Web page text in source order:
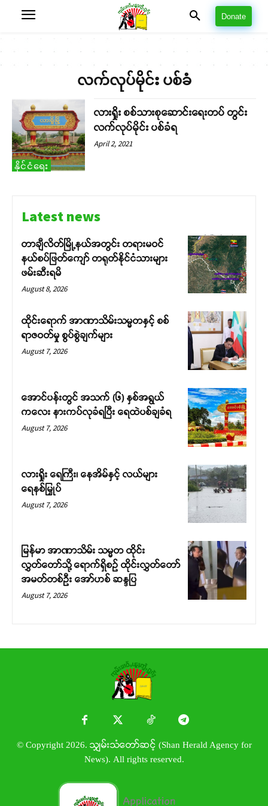
Donate
လက်လုပ်မိုင်း ပစ်ခံ
နိုင်ငံရေး
လားရှိုး စစ်သားစုဆောင်းရေးတပ် တွင်း
လက်လုပ်မိုင်း ပစ်ခံရ
April 2, 2021
Latest news
တာချီလိတ်မြို့နယ်အတွင်း တရားမဝင်
နယ်စပ်ဖြတ်ကျော် တရုတ်နိုင်ငံသားများ
ဖမ်းဆီးရမိ
August 8, 2026
ထိုင်းရောက် အာဏာသိမ်းသမ္မတနှင့် စစ်
ရာဇဝတ်မှု စွပ်စွဲချက်များ
August 7, 2026
အောင်ပန်းတွင် အသက် (၆) နှစ်အရွယ်
ကလေး နားကပ်လုခံရပြီး ရေထဲပစ်ချခံရ
August 7, 2026
လားရှိုး ရေကြီး၊ နေအိမ်နှင့် လယ်များ
ရေနစ်မြှုပ်
August 7, 2026
မြန်မာ အာဏာသိမ်း သမ္မတ ထိုင်း
လွှတ်တော်သို့ ရောက်ရှိစဉ် ထိုင်းလွှတ်တော်
အမတ်တစ်ဦး အော်ဟစ် ဆန္ဒပြ
August 7, 2026
© Copyright 2026. သျှမ်းသံတော်ဆင့် (Shan Herald Agency for
News). All rights reserved.